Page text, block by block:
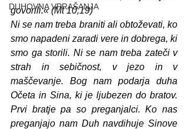
DUHOVNA VPRAŠANJA
govorili.« (Mt 10,19)
Ni se nam treba braniti ali obtoževati, ko
smo napadeni zaradi vere in dobrega, ki
smo ga storili. Ni se nam treba zateči v
strah in sebičnost, v jezo in v
maščevanje. Bog nam podarja duha
Očeta in Sina, ki je ljubezen do bratov.
Prvi bratje pa so preganjalci. Ko nas
preganjajo nam Duh navdihuje Sinove